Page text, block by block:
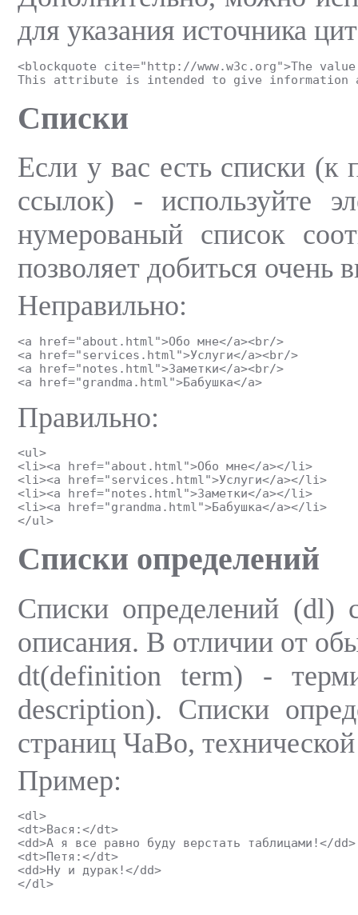
для указания источника
<blockquote cite="http://www.w3c.org">The
This attribute is intended to give information
Списки
Если у вас есть списки
ссылок) - используйте
нумерованый список
позволяет добиться очень
Неправильно:
<a href="about.html">Обо мне</a><br/>
<a href="services.html">Услуги</a><br/>
<a href="notes.html">Заметки</a><br/>
<a href="grandma.html">Бабушка</a>
Правильно:
<ul>
<li><a href="about.html">Обо мне</a></li>
<li><a href="services.html">Услуги</a></li>
<li><a href="notes.html">Заметки</a></li>
<li><a href="grandma.html">Бабушка</a></li>
</ul>
Списки определений
Списки определений (dl)
описания. В отличии от
dt(definition term) -
description). Списки
страниц ЧаВо,
Пример:
<dl>
<dt>Вася:</dt>
<dd>А я все равно буду верстать таблицами!</dd>
<dt>Петя:</dt>
<dd>Ну и дурак!</dd>
</dl>